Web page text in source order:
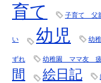
育て
子育て 父
い 幼児 幼
ずれ 幼稚園 ママ友 疲
間
絵日記